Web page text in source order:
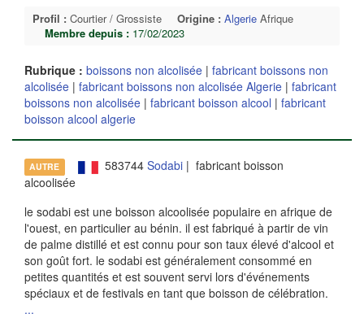
Profil : Courtier / Grossiste Origine : Algerie Afrique
Membre depuis : 17/02/2023
Rubrique : boissons non alcolisée | fabricant boissons non
alcolisée | fabricant boissons non alcolisée Algerie | fabricant
boissons non alcolisée | fabricant boisson alcool | fabricant
boisson alcool algerie
AUTRE 583744 Sodabi| fabricant boisson
alcoolisée
le sodabi est une boisson alcoolisée populaire en afrique de
l'ouest, en particulier au bénin. il est fabriqué à partir de vin
de palme distillé et est connu pour son taux élevé d'alcool et
son goût fort. le sodabi est généralement consommé en
petites quantités et est souvent servi lors d'événements
spéciaux et de festivals en tant que boisson de célébration.
...